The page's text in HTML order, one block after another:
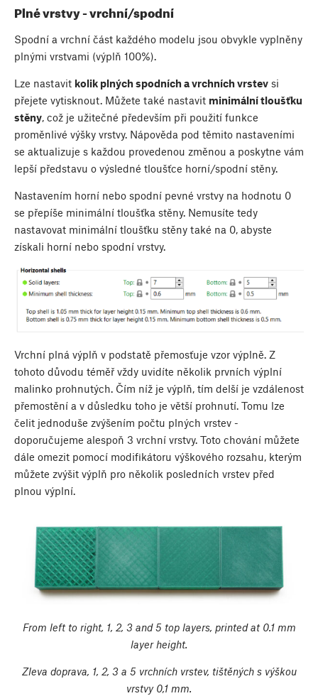
Plné vrstvy - vrchní/spodní
Spodní a vrchní část každého modelu jsou obvykle vyplněny
plnými vrstvami (výplň 100%).
Lze nastavit kolik plných spodních a vrchních vrstev si
přejete vytisknout. Můžete také nastavit minimální tloušťku
stěny, což je užitečné především při použití funkce
proměnlivé výšky vrstvy. Nápověda pod těmito nastaveními
se aktualizuje s každou provedenou změnou a poskytne vám
lepší představu o výsledné tloušťce horní/spodní stěny.
Nastavením horní nebo spodní pevné vrstvy na hodnotu 0
se přepíše minimální tloušťka stěny. Nemusíte tedy
nastavovat minimální tloušťku stěny také na 0, abyste
získali horní nebo spodní vrstvy.
Vrchní plná výplň v podstatě přemosťuje vzor výplně. Z
tohoto důvodu téměř vždy uvidíte několik prvních výplní
malinko prohnutých. Čím níž je výplň, tím delší je vzdálenost
přemostění a v důsledku toho je větší prohnutí. Tomu lze
čelit jednoduše zvýšením počtu plných vrstev -
doporučujeme alespoň 3 vrchní vrstvy. Toto chování můžete
dále omezit pomocí modifikátoru výškového rozsahu, kterým
můžete zvýšit výplň pro několik posledních vrstev před
plnou výplní.
From left to right, 1, 2, 3 and 5 top layers, printed at 0.1 mm
layer height.
Zleva doprava, 1, 2, 3 a 5 vrchních vrstev, tištěných s výškou
vrstvy 0,1 mm.